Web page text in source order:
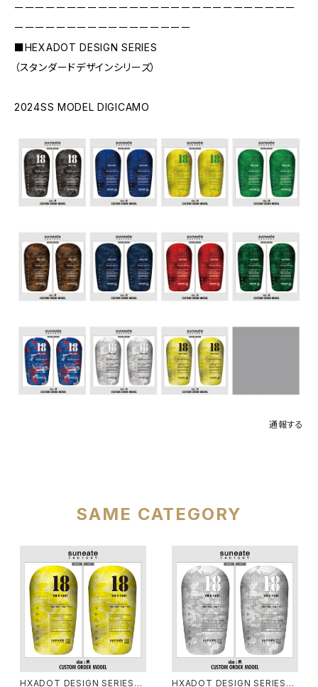
ーーーーーーーーーーーーーーーーーーーーーーーーーーー
ーーーーーーーーーーーーーーーーー
■HEXADOT DESIGN SERIES
（スタンダードデザインシリーズ）
2024SS MODEL DIGICAMO
通報する
SAME CATEGORY
HXADOT DESIGN SERIES
HXADOT DESIGN SERIES